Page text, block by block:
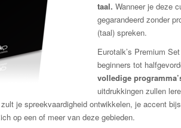
taal. Wanneer je deze
gegarandeerd zonder
(taal) spreken.
Eurotalk’s Premium
beginners tot
volledige
uitdrukkingen zullen
je spreekvaardigheid ontwikkelen, je accent
op een of meer van deze gebieden.